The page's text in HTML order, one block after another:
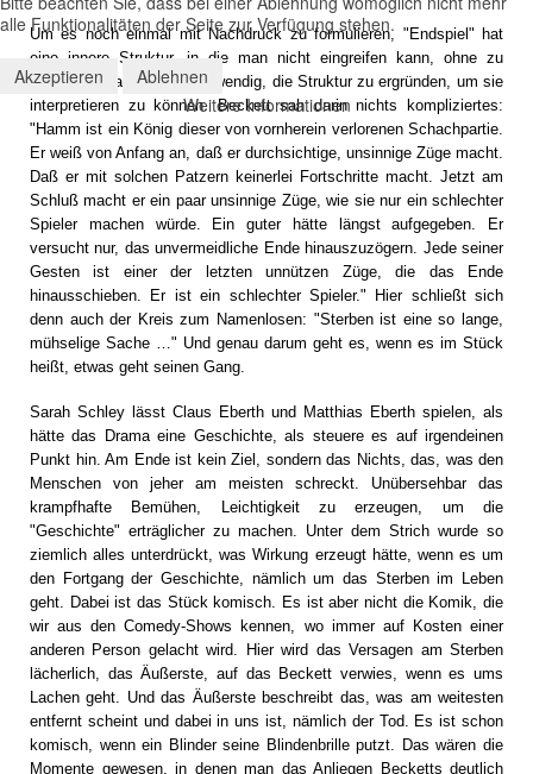
Um es noch einmal mit Nachdruck zu formulieren, "Endspiel" hat
eine innere Struktur, in die man nicht eingreifen kann, ohne zu
zerstören. Daher ist es notwendig, die Struktur zu ergründen, um sie
interpretieren zu können. Beckett sah darin nichts kompliziertes:
"Hamm ist ein König dieser von vornherein verlorenen Schachpartie.
Er weiß von Anfang an, daß er durchsichtige, unsinnige Züge macht.
Daß er mit solchen Patzern keinerlei Fortschritte macht. Jetzt am
Schluß macht er ein paar unsinnige Züge, wie sie nur ein schlechter
Spieler machen würde. Ein guter hätte längst aufgegeben. Er
versucht nur, das unvermeidliche Ende hinauszuzögern. Jede seiner
Gesten ist einer der letzten unnützen Züge, die das Ende
hinausschieben. Er ist ein schlechter Spieler." Hier schließt sich
denn auch der Kreis zum Namenlosen: "Sterben ist eine so lange,
mühselige Sache …" Und genau darum geht es, wenn es im Stück
heißt, etwas geht seinen Gang.
Sarah Schley lässt Claus Eberth und Matthias Eberth spielen, als
hätte das Drama eine Geschichte, als steuere es auf irgendeinen
Punkt hin. Am Ende ist kein Ziel, sondern das Nichts, das, was den
Menschen von jeher am meisten schreckt. Unübersehbar das
krampfhafte Bemühen, Leichtigkeit zu erzeugen, um die
"Geschichte" erträglicher zu machen. Unter dem Strich wurde so
ziemlich alles unterdrückt, was Wirkung erzeugt hätte, wenn es um
den Fortgang der Geschichte, nämlich um das Sterben im Leben
geht. Dabei ist das Stück komisch. Es ist aber nicht die Komik, die
wir aus den Comedy-Shows kennen, wo immer auf Kosten einer
anderen Person gelacht wird. Hier wird das Versagen am Sterben
lächerlich, das Äußerste, auf das Beckett verwies, wenn es ums
Lachen geht. Und das Äußerste beschreibt das, was am weitesten
entfernt scheint und dabei in uns ist, nämlich der Tod. Es ist schon
komisch, wenn ein Blinder seine Blindenbrille putzt. Das wären die
Momente gewesen, in denen man das Anliegen Becketts deutlich
alle Funktionalitäten der Seite zur Verfügung stehen.
Akzeptieren
Ablehnen
Weitere Informationen